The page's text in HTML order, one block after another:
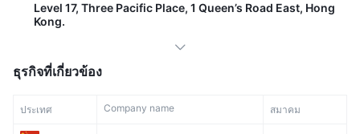
Level 17, Three Pacific Place, 1 Queen’s Road East, Hong
Kong.
ธุรกิจที่เกี่ยวข้อง
ประเทศ Company name สมาคม